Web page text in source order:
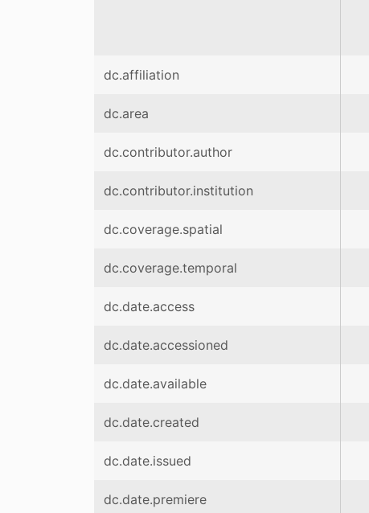
dc.affiliation
dc.area
dc.contributor.author
dc.contributor.institution
dc.coverage.spatial
dc.coverage.temporal
dc.date.access
dc.date.accessioned
dc.date.available
dc.date.created
dc.date.issued
dc.date.premiere